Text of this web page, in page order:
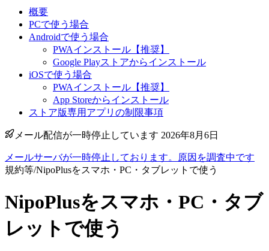
概要
PCで使う場合
Androidで使う場合
PWAインストール【推奨】
Google Playストアからインストール
iOSで使う場合
PWAインストール【推奨】
App Storeからインストール
ストア版専用アプリの制限事項
メール配信が一時停止しています 2026年8月6日
メールサーバが一時停止しております。原因を調査中です
規約等/NipoPlusをスマホ・PC・タブレットで使う
NipoPlusをスマホ・PC・タブ
レットで使う